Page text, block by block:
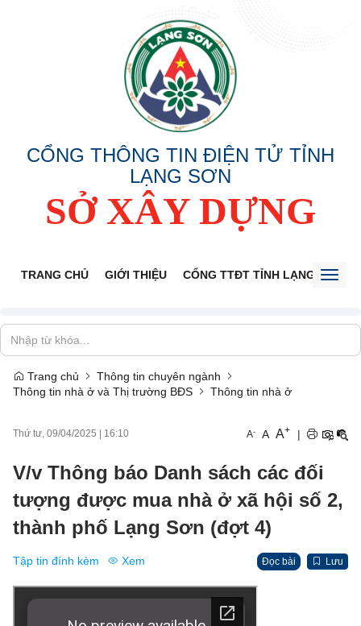
CỔNG THÔNG TIN ĐIỆN TỬ TỈNH
LẠNG SƠN
SỞ XÂY DỰNG
TRANG CHỦ GIỚI THIỆU CỔNG TTĐT TỈNH LẠNG SƠN
Trang chủ
Thông tin chuyên ngành
Thông tin nhà ở và Thị trường BĐS
Thông tin nhà ở
Thứ tư, 09/04/2025 16:10 A- A A+ |
V/v Thông báo Danh sách các đối
tượng được mua nhà ở xã hội số 2,
thành phố Lạng Sơn (đợt 4)
Tập tin đính kèm Xem Đọc bài Lưu